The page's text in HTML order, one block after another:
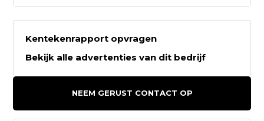
Contactgegevens Wiggers
Mastercars B.V.
Kentekenrapport opvragen
Bekijk alle advertenties van dit bedrijf
NEEM GERUST CONTACT OP